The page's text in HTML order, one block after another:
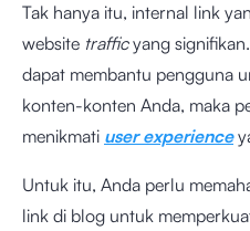
Tak hanya itu, internal link
website trafficyang
dapat membantu pengguna
konten-konten Anda, maka
menikmati user experience
Untuk itu, Anda perlu
link di blog untuk